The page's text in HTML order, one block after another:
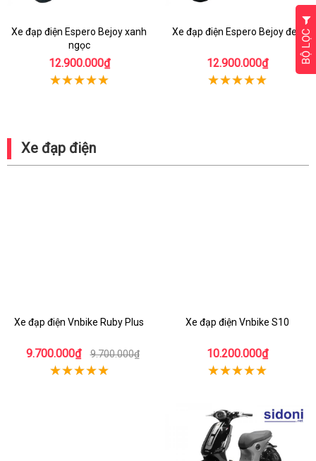
Xe đạp điện Espero Bejoy xanh
ngọc
12.900.000₫
Xe đạp điện Espero Bejoy đen
12.900.000₫
Xe đạp điện
Xe đạp điện Vnbike Ruby Plus
9.700.000₫ 9.700.000₫
Xe đạp điện Vnbike S10
10.200.000₫
BỘ LỌC